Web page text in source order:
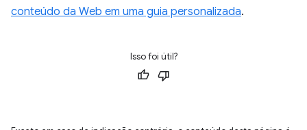
conteúdo da Web em uma guia personalizada.
Isso foi útil?